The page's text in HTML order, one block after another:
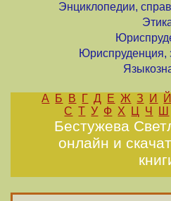
Энциклопедии,
Юриспруденция,
А Б В Г Д Е Ж З И Й
С Т У Ф Х Ц Ч Ш
Бестужева
онлайн и